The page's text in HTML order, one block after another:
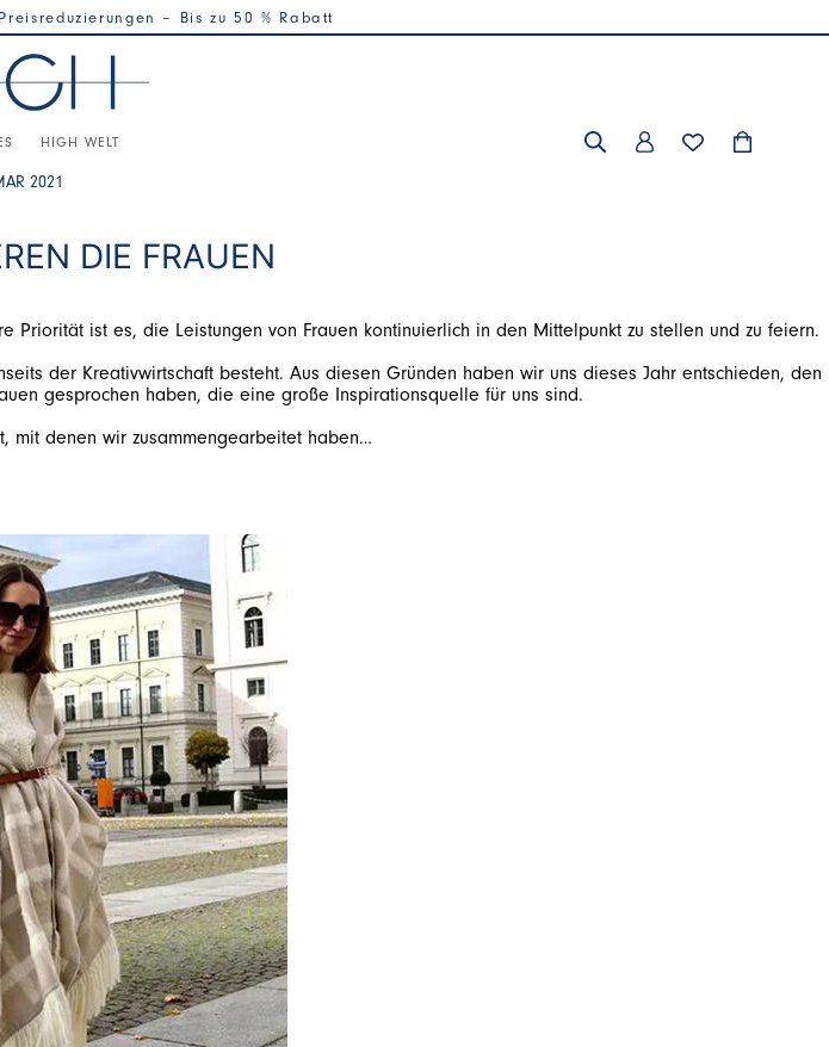
– Bis zu 50 % Rabatt
HIGH WELT
2021
DIE FRAUEN
der Kreativwirtschaft besteht. Aus diesen Gründen haben wir uns dieses Jahr entschieden, den
mit denen wir zusammengearbeitet haben…